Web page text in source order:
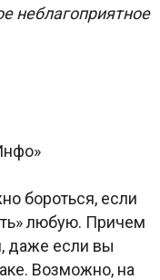
неблагоприятное
бороться, если
любую. Причем
даже если вы
Возможно, на